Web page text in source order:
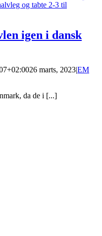
igen i dansk
26 marts, 2023|EM
da de i [...]